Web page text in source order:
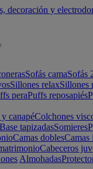
Sofás camaSofás
Sillones relaxSillones
peraPuffs reposapiés
canapéColchones
Base tapizadasSomieres
Camas doblesCamas
Cabeceros
Almohadas